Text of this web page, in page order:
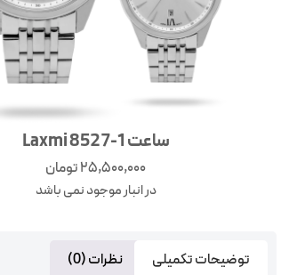
ساعت Laxmi 8527-1
25,500,000تومان
در انبار موجود نمی باشد
توضیحات تکمیلی نظرات (0)